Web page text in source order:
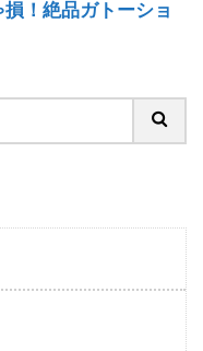
！絶品ガトーショ